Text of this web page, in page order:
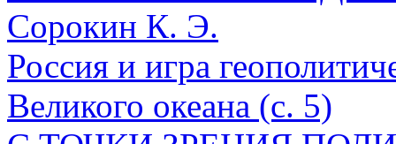
Сорокин К. Э.
Россия и игра
Великого океана (с. 5)